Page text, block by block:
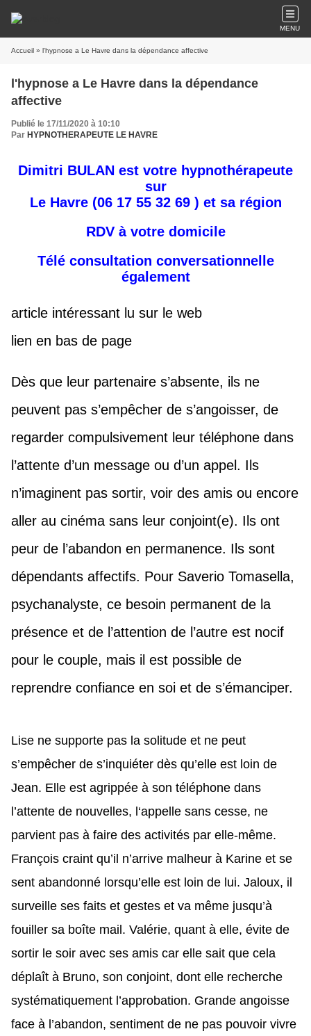
MENU
Accueil » l'hypnose a Le Havre dans la dépendance affective
l'hypnose a Le Havre dans la dépendance
affective
Publié le 17/11/2020 à 10:10
Par HYPNOTHERAPEUTE LE HAVRE
Dimitri BULAN est votre hypnothérapeute
sur
Le Havre (06 17 55 32 69 ) et sa région
RDV à votre domicile
Télé consultation conversationnelle
également
article intéressant lu sur le web
lien en bas de page
Dès que leur partenaire s’absente, ils ne
peuvent pas s’empêcher de s’angoisser, de
regarder compulsivement leur téléphone dans
l’attente d’un message ou d’un appel. Ils
n’imaginent pas sortir, voir des amis ou encore
aller au cinéma sans leur conjoint(e). Ils ont
peur de l’abandon en permanence. Ils sont
dépendants affectifs. Pour Saverio Tomasella,
psychanalyste, ce besoin permanent de la
présence et de l’attention de l’autre est nocif
pour le couple, mais il est possible de
reprendre confiance en soi et de s’émanciper.
Lise ne supporte pas la solitude et ne peut
s’empêcher de s’inquiéter dès qu’elle est loin de
Jean. Elle est agrippée à son téléphone dans
l’attente de nouvelles, l‘appelle sans cesse, ne
parvient pas à faire des activités par elle-même.
François craint qu’il n’arrive malheur à Karine et se
sent abandonné lorsqu’elle est loin de lui. Jaloux, il
surveille ses faits et gestes et va même jusqu’à
fouiller sa boîte mail. Valérie, quant à elle, évite de
sortir le soir avec ses amis car elle sait que cela
déplaît à Bruno, son conjoint, dont elle recherche
systématiquement l’approbation. Grande angoisse
face à l’abandon, sentiment de ne pas pouvoir vivre